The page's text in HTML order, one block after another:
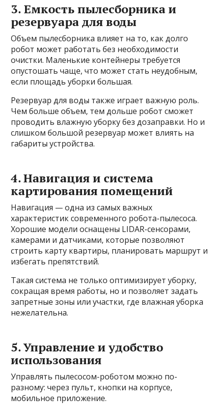
3. Емкость пылесборника и
резервуара для воды
Объем пылесборника влияет на то, как долго
робот может работать без необходимости
очистки. Маленькие контейнеры требуется
опустошать чаще, что может стать неудобным,
если площадь уборки большая.
Резервуар для воды также играет важную роль.
Чем больше объем, тем дольше робот сможет
проводить влажную уборку без дозаправки. Но и
слишком большой резервуар может влиять на
габариты устройства.
4. Навигация и система
картирования помещений
Навигация — одна из самых важных
характеристик современного робота-пылесоса.
Хорошие модели оснащены LIDAR-сенсорами,
камерами и датчиками, которые позволяют
строить карту квартиры, планировать маршрут и
избегать препятствий.
Такая система не только оптимизирует уборку,
сокращая время работы, но и позволяет задать
запретные зоны или участки, где влажная уборка
нежелательна.
5. Управление и удобство
использования
Управлять пылесосом-роботом можно по-
разному: через пульт, кнопки на корпусе,
мобильное приложение.